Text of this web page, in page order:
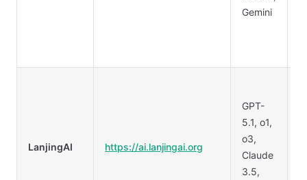
Gemini
LanjingAI https://ai.lanjingai.org
GPT-
5.1, o1,
o3,
Claude
3.5,